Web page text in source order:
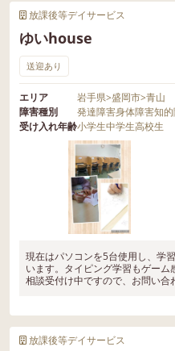
放課後等デイサービス
ゆいhouse
送迎あり
エリア 岩手県>盛岡市>青山
障害種別
発達障害身体障害知
受け入れ年齢小学生中学生高校生
現在はパソコンを5台使用し、学
います。タイピング学習もゲーム
相談受付け中ですので、お問い合
放課後等デイサービス